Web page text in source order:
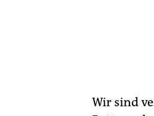
Wir sind